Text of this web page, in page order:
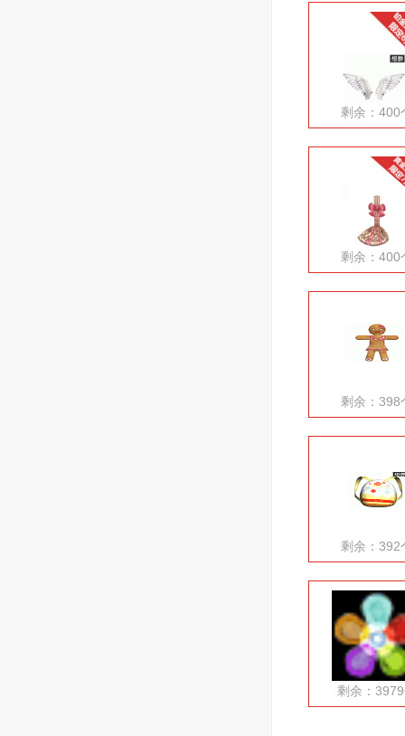
剩余：400
剩余：400
剩余：398
剩余：392
剩余：